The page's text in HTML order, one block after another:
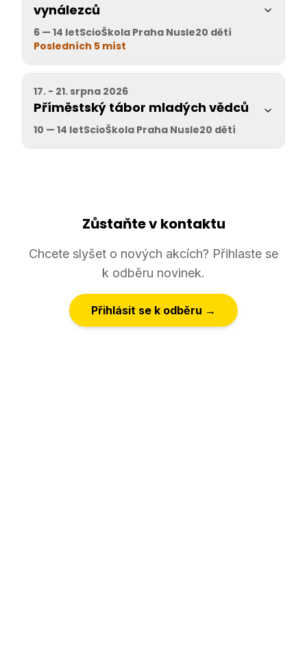
vynálezců
6 — 14 letScioŠkola Praha Nusle20 dětí
Posledních 5 míst
17. - 21. srpna 2026
Příměstský tábor mladých vědců
10 — 14 letScioŠkola Praha Nusle20 dětí
Zůstaňte v kontaktu
Chcete slyšet o nových akcích? Přihlaste se
k odběru novinek.
Přihlásit se k odběru →